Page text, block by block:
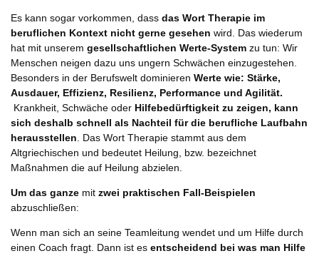
Es kann sogar vorkommen, dass das Wort Therapie im
beruflichen Kontext nicht gerne gesehen wird. Das wiederum
hat mit unserem gesellschaftlichen Werte-System zu tun: Wir
Menschen neigen dazu uns ungern Schwächen einzugestehen.
Besonders in der Berufswelt dominieren Werte wie: Stärke,
Ausdauer, Effizienz, Resilienz, Performance und Agilität.
Krankheit, Schwäche oder Hilfebedürftigkeit zu zeigen, kann
sich deshalb schnell als Nachteil für die berufliche Laufbahn
herausstellen . Das Wort Therapie stammt aus dem
Altgriechischen und bedeutet Heilung, bzw. bezeichnet
Maßnahmen die auf Heilung abzielen.
Um das ganze mit zwei praktischen Fall-Beispielen
abzuschließen:
Wenn man sich an seine Teamleitung wendet und um Hilfe durch
einen Coach fragt. Dann ist es entscheidend bei was man Hilfe